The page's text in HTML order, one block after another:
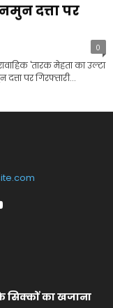
दत्ता पर
0
'तारक मेहता का उल्टा
पर गिरफ्तारी...
सिक्कों का खजाना